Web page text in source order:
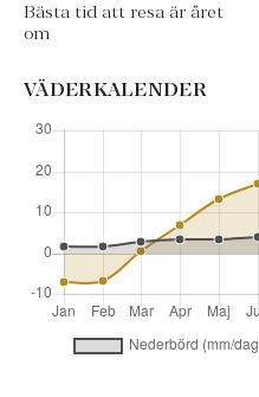
Bästa tid att resa är året
om
VÄDERKALENDER